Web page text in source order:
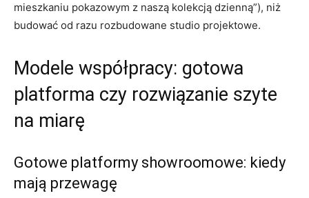
mieszkaniu pokazowym z naszą kolekcją dzienną”), niż
budować od razu rozbudowane studio projektowe.
Modele współpracy: gotowa
platforma czy rozwiązanie szyte
na miarę
Gotowe platformy showroomowe: kiedy
mają przewagę